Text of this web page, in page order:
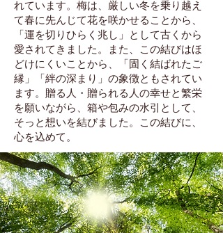
れています。梅は、厳しい冬を乗り越え
て春に先んじて花を咲かせることから、
「運を切りひらく兆し」として古くから
愛されてきました。また、この結びはほ
どけにくいことから、「固く結ばれたご
縁」「絆の深まり」の象徴ともされてい
ます。贈る人・贈られる人の幸せと繁栄
を願いながら、箱や包みの水引として、
そっと想いを結びました。この結びに、
心を込めて。